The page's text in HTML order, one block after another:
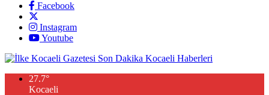
Facebook
Instagram
Youtube
27.7°
Kocaeli